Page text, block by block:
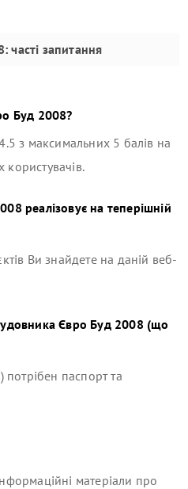
: часті запитання
Буд 2008?
з максимальних 5 балів на
реалізовує на теперішній
Ви знайдете на даній веб-
Євро Буд 2008 (що
потрібен паспорт та
матеріали про